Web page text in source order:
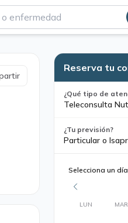
Reserva tu
¿Qué tipo de
Teleconsulta
¿Tu previsión?
Particular o
Selecciona un
LUN MAR